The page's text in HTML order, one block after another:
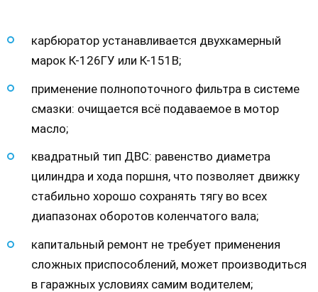
карбюратор устанавливается двухкамерный
марок К-126ГУ или К-151В;
применение полнопоточного фильтра в системе
смазки: очищается всё подаваемое в мотор
масло;
квадратный тип ДВС: равенство диаметра
цилиндра и хода поршня, что позволяет движку
стабильно хорошо сохранять тягу во всех
диапазонах оборотов коленчатого вала;
капитальный ремонт не требует применения
сложных приспособлений, может производиться
в гаражных условиях самим водителем;